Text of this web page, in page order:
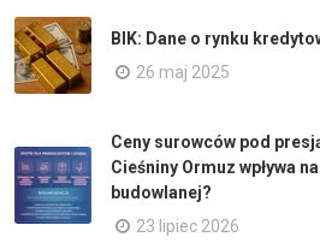
BIK: Dane o rynku
26 maj 2025
Ceny surowców pod
Cieśniny Ormuz wpływa
budowlanej?
23 lipiec 2026